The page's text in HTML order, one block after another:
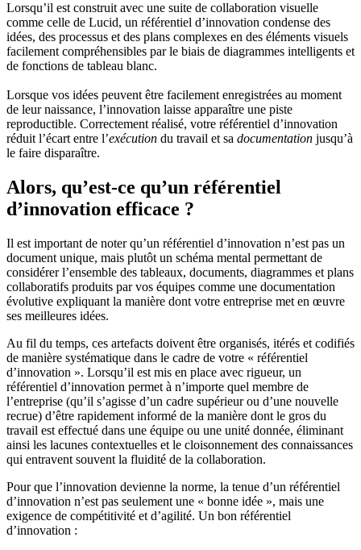
Lorsqu’il est construit avec une suite de collaboration visuelle
comme celle de Lucid, un référentiel d’innovation condense des
idées, des processus et des plans complexes en des éléments visuels
facilement compréhensibles par le biais de diagrammes intelligents et
de fonctions de tableau blanc.
Lorsque vos idées peuvent être facilement enregistrées au moment
de leur naissance, l’innovation laisse apparaître une piste
reproductible. Correctement réalisé, votre référentiel d’innovation
réduit l’écart entre l’exécution du travail et sa documentation jusqu’à
le faire disparaître.
Alors, qu’est-ce qu’un référentiel
d’innovation efficace ?
Il est important de noter qu’un référentiel d’innovation n’est pas un
document unique, mais plutôt un schéma mental permettant de
considérer l’ensemble des tableaux, documents, diagrammes et plans
collaboratifs produits par vos équipes comme une documentation
évolutive expliquant la manière dont votre entreprise met en œuvre
ses meilleures idées.
Au fil du temps, ces artefacts doivent être organisés, itérés et codifiés
de manière systématique dans le cadre de votre « référentiel
d’innovation ». Lorsqu’il est mis en place avec rigueur, un
référentiel d’innovation permet à n’importe quel membre de
l’entreprise (qu’il s’agisse d’un cadre supérieur ou d’une nouvelle
recrue) d’être rapidement informé de la manière dont le gros du
travail est effectué dans une équipe ou une unité donnée, éliminant
ainsi les lacunes contextuelles et le cloisonnement des connaissances
qui entravent souvent la fluidité de la collaboration.
Pour que l’innovation devienne la norme, la tenue d’un référentiel
d’innovation n’est pas seulement une « bonne idée », mais une
exigence de compétitivité et d’agilité. Un bon référentiel
d’innovation :